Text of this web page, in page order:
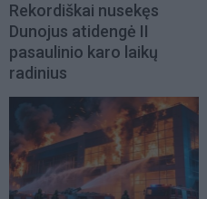
Rekordiškai nusekęs
Dunojus atidengė II
pasaulinio karo laikų
radinius